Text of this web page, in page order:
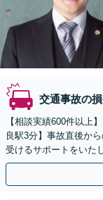
交通事故の
【相談実績600件以上
良駅3分】事故直後か
受けるサポートをいた
もいたします。いつで